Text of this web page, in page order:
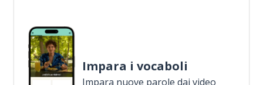
Impara i vocaboli
Impara nuove parole dai video